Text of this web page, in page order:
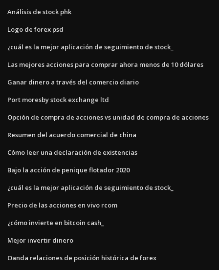
Análisis de stock phk
Logo de forex psd
¿cuál es la mejor aplicación de seguimiento de stock_
Las mejores acciones para comprar ahora menos de 10 dólares
Ganar dinero a través del comercio diario
Port moresby stock exchange ltd
Opción de compra de acciones vs unidad de compra de acciones
Resumen del acuerdo comercial de china
Cómo leer una declaración de existencias
Bajo la acción de penique flotador 2020
¿cuál es la mejor aplicación de seguimiento de stock_
Precio de las acciones en vivo rcom
¿cómo invierte en bitcoin cash_
Mejor invertir dinero
Oanda relaciones de posición histórica de forex